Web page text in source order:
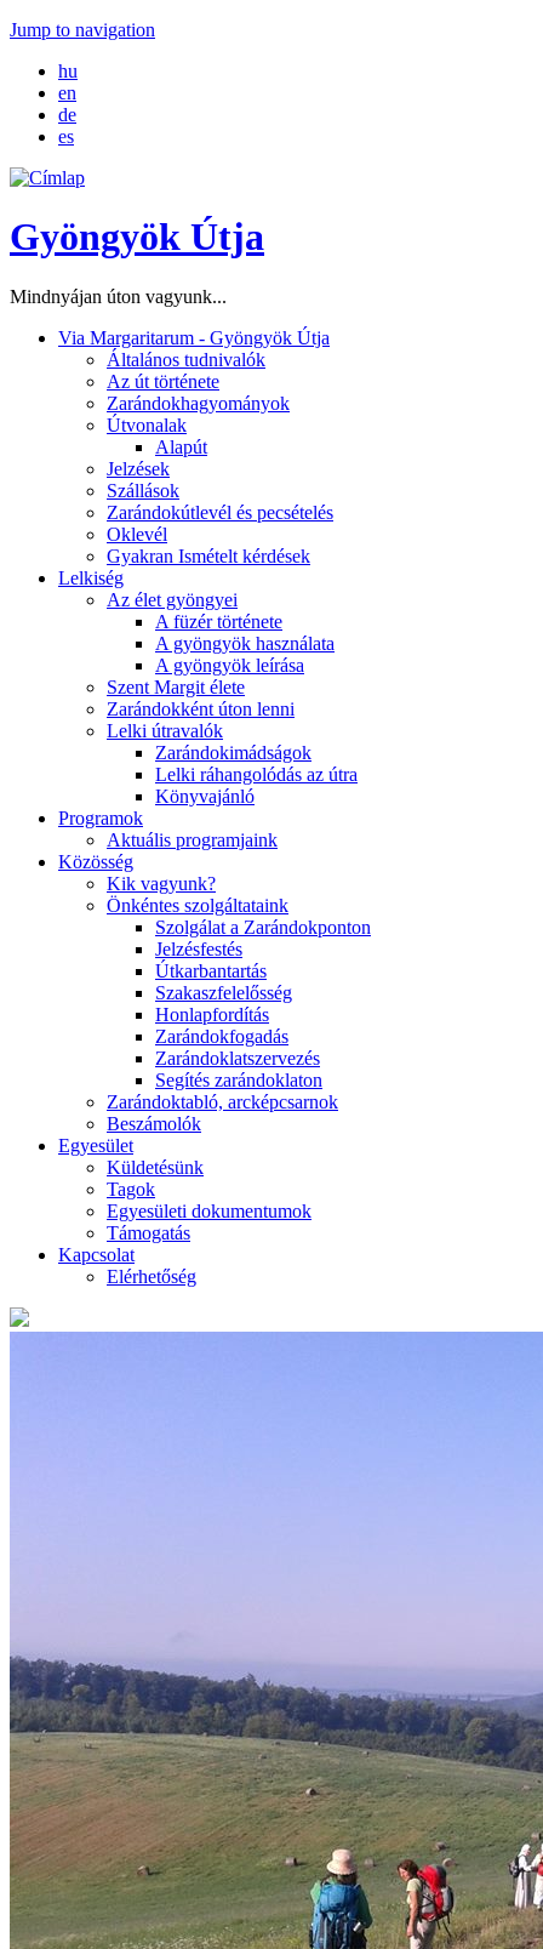
Jump to navigation
hu
en
de
es
Gyöngyök Útja
Mindnyájan úton vagyunk...
Via Margaritarum - Gyöngyök Útja
Általános tudnivalók
Az út története
Zarándokhagyományok
Útvonalak
Alapút
Jelzések
Szállások
Zarándokútlevél és pecsételés
Oklevél
Gyakran Ismételt kérdések
Lelkiség
Az élet gyöngyei
A füzér története
A gyöngyök használata
A gyöngyök leírása
Szent Margit élete
Zarándokként úton lenni
Lelki útravalók
Zarándokimádságok
Lelki ráhangolódás az útra
Könyvajánló
Programok
Aktuális programjaink
Közösség
Kik vagyunk?
Önkéntes szolgáltataink
Szolgálat a Zarándokponton
Jelzésfestés
Útkarbantartás
Szakaszfelelősség
Honlapfordítás
Zarándokfogadás
Zarándoklatszervezés
Segítés zarándoklaton
Zarándoktabló, arcképcsarnok
Beszámolók
Egyesület
Küldetésünk
Tagok
Egyesületi dokumentumok
Támogatás
Kapcsolat
Elérhetőség